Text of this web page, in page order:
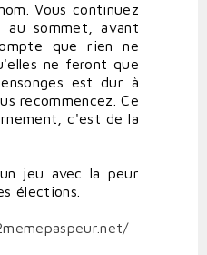
Vous continuez
au sommet, avant
que rien ne
ne feront que
est dur à
recommencez. Ce
c'est de la
jeu avec la peur
élections.